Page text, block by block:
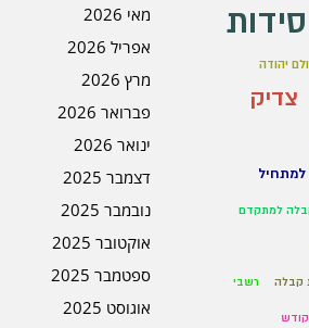
מאי 2026
אפריל 2026
מרץ 2026
פברואר 2026
ינואר 2026
דצמבר 2025
נובמבר 2025
אוקטובר 2025
ספטמבר 2025
אוגוסט 2025
יהודה
צדיק
למתקדם
קבלה רשבי
קודש